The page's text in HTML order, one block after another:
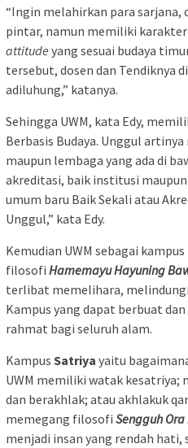
“Ingin melahirkan para sarjana,
pintar, namun memiliki
attitude yang sesuai budaya
tersebut, dosen dan Tendiknya
adiluhung,” katanya.
Sehingga UWM, kata Edy,
Berbasis Budaya. Unggul
maupun lembaga yang ada di
akreditasi, baik institusi maupun
umum baru Baik Sekali atau
Unggul,” kata Edy.
Kemudian UWM sebagai
filosofi Hamemayu Hayuning
terlibat memelihara,
Kampus yang dapat berbuat
rahmat bagi seluruh alam.
Kampus Satriya yaitu
UWM memiliki watak kesatriya;
dan berakhlak; atau akhlakuk
memegang filosofi Sengguh
menjadi insan yang rendah